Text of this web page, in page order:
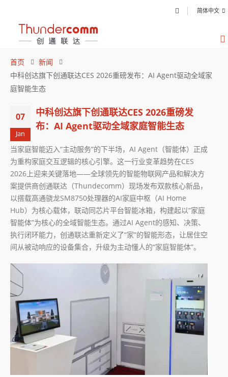
简体中文
首页
新闻
中科创达旗下创通联达CES 2026重磅发布：AI Agent驱动全域家
庭智能生态
07
Jan
中科创达旗下创通联达CES 2026重磅发
布：AI Agent驱动全域家庭智能生态
当家庭智能迈入“主动服务”的下半场，AI Agent（智能体）正成
为重构家庭交互逻辑的核心引擎。这一行业变革趋势在CES
2026上迎来关键落地——全球领先的智能物联网产品和解决方
案提供商创通联达（Thundecomm）现场发布双款核心新品，
以搭载高通骁龙SM8750处理器的AI家庭中枢（AI Home
Hub）为核心载体，联动同芯片平台智能冰箱，构建起以“家庭
智能体”为核心的全域智能生态。通过AI Agent的感知、决策、
执行闭环能力，创通联达重新定义了“家”的智能形态，让居住空
间从被动响应的设备集合，升级为主动懂人的“家庭智能体”。